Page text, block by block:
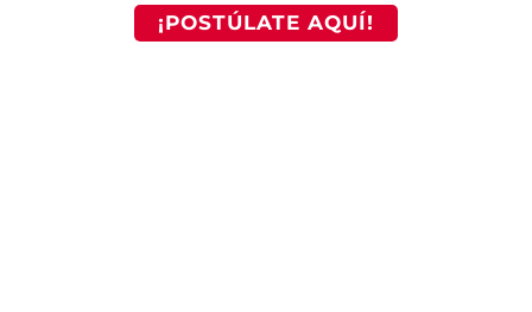
¡POSTÚLATE AQUÍ!